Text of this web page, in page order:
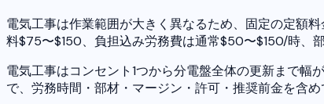
電気工事は作業範囲が大きく異なるため、固定の定額
料$75〜$150、負担込み労務費は通常$50〜$150/時、
電気工事はコンセント1つから分電盤全体の更新まで
で、労務時間・部材・マージン・許可・推奨前金を含め